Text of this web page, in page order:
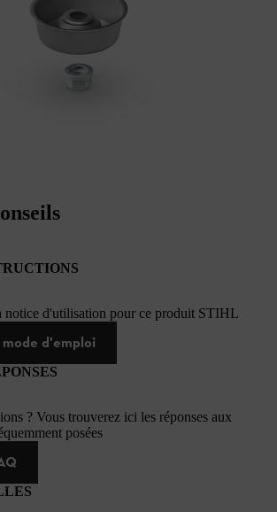
notice d'utilisation pour ce produit STIHL
d'emploi
? Vous trouverez ici les réponses aux
posées